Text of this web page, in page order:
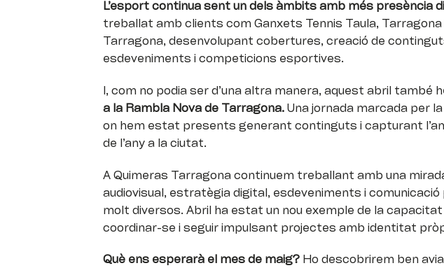
L’esport continua sent un dels àmbits amb més presència
treballat amb clients com Ganxets Tennis Taula,
Tarragona, desenvolupant cobertures, creació de
esdeveniments i competicions esportives.
I, com no podia ser d’una altra manera, aquest abril també h
a la Rambla Nova de Tarragona. Una jornada marcada per
on hem estat presents generant continguts i capturant
de l’any a la ciutat.
A Quimeras Tarragona continuem treballant amb una
audiovisual, estratègia digital, esdeveniments i
molt diversos. Abril ha estat un nou exemple de la capacitat
coordinar-se i seguir impulsant projectes amb identitat
Què ens esperarà el mes de maig? Ho descobrirem ben